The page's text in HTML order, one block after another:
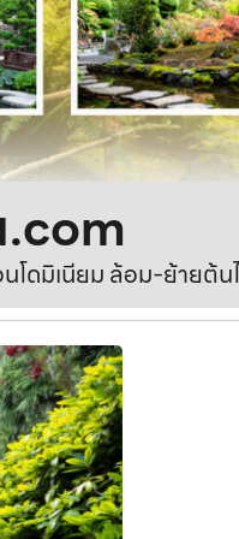
โดมิเนียม ล้อม-ย้ายต้น